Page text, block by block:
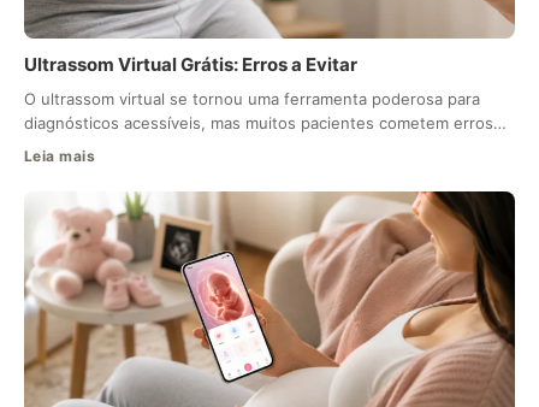
Ultrassom Virtual Grátis: Erros a Evitar
O ultrassom virtual se tornou uma ferramenta poderosa para
diagnósticos acessíveis, mas muitos pacientes cometem erros…
Leia mais